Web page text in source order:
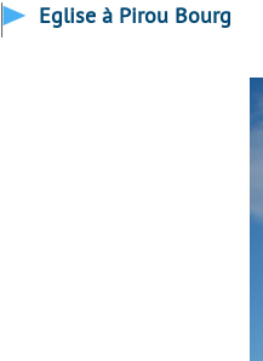
Eglise à Pirou Bourg